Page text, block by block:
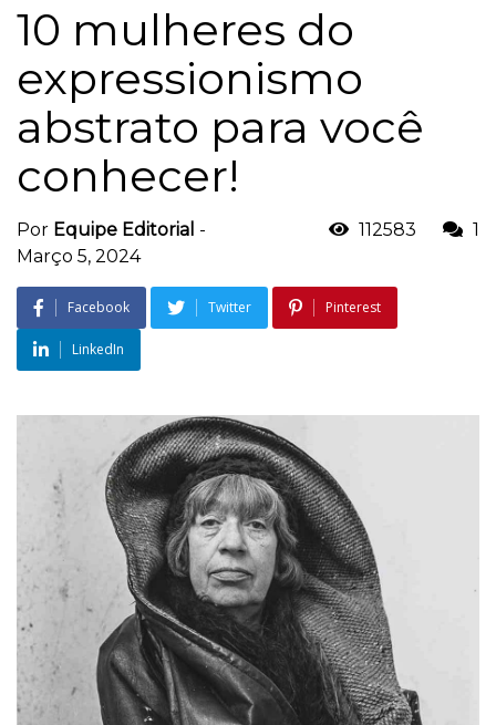
10 mulheres do
expressionismo
abstrato para você
conhecer!
Por Equipe Editorial -
Março 5, 2024
112583 1
Facebook Twitter Pinterest
LinkedIn